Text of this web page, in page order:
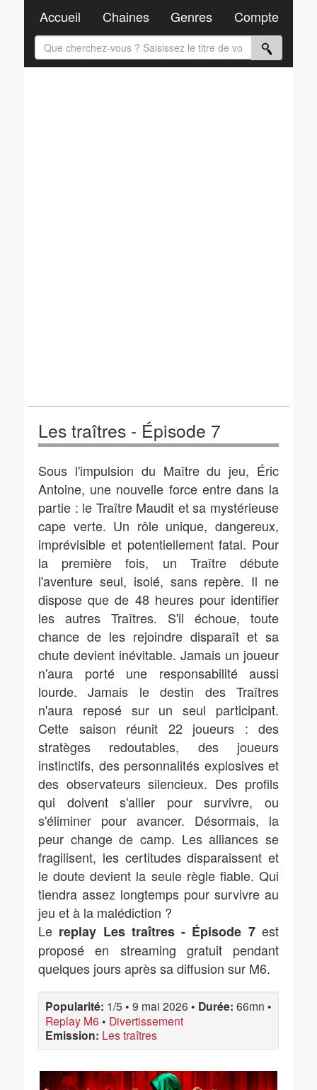
Les traîtres - Épisode 7
Sous l'impulsion du Maître du jeu, Éric
Antoine, une nouvelle force entre dans la
partie : le Traître Maudit et sa mystérieuse
cape verte. Un rôle unique, dangereux,
imprévisible et potentiellement fatal. Pour
la première fois, un Traître débute
l'aventure seul, isolé, sans repère. Il ne
dispose que de 48 heures pour identifier
les autres Traîtres. S'il échoue, toute
chance de les rejoindre disparaît et sa
chute devient inévitable. Jamais un joueur
n'aura porté une responsabilité aussi
lourde. Jamais le destin des Traîtres
n'aura reposé sur un seul participant.
Cette saison réunit 22 joueurs : des
stratèges redoutables, des joueurs
instinctifs, des personnalités explosives et
des observateurs silencieux. Des profils
qui doivent s'allier pour survivre, ou
s'éliminer pour avancer. Désormais, la
peur change de camp. Les alliances se
fragilisent, les certitudes disparaissent et
le doute devient la seule règle fiable. Qui
tiendra assez longtemps pour survivre au
jeu et à la malédiction ?
Le replay Les traîtres - Épisode 7est
proposé en streaming gratuit pendant
quelques jours après sa diffusion sur M6.
Popularité: 1/5 • 9 mai 2026 • Durée: 66mn •
Replay M6 • Divertissement
Emission: Les traîtres
Accueil Chaines Genres Compte